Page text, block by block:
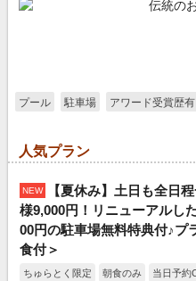
伝統の
プール 駐車場 アワード受賞歴有
人気プラン
NEW
【夏休み】土日も全日
様9,000円！リニューアルし
00円の駐車場無料特典付♪プ
食付＞
ちゅらとく限定 朝食のみ 当日予約